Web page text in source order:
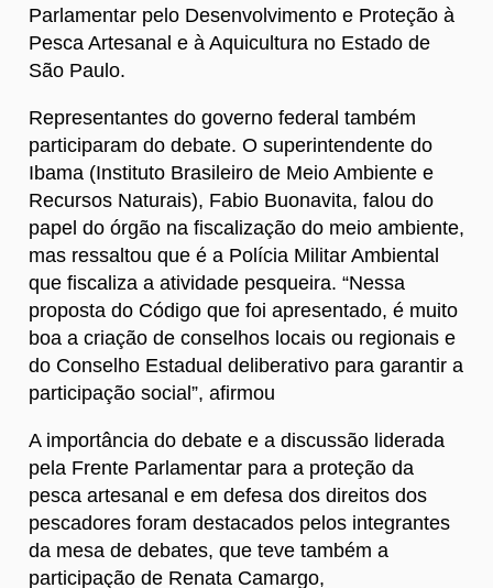
Parlamentar pelo Desenvolvimento e Proteção à
Pesca Artesanal e à Aquicultura no Estado de
São Paulo.
Representantes do governo federal também
participaram do debate. O superintendente do
Ibama (Instituto Brasileiro de Meio Ambiente e
Recursos Naturais), Fabio Buonavita, falou do
papel do órgão na fiscalização do meio ambiente,
mas ressaltou que é a Polícia Militar Ambiental
que fiscaliza a atividade pesqueira. “Nessa
proposta do Código que foi apresentado, é muito
boa a criação de conselhos locais ou regionais e
do Conselho Estadual deliberativo para garantir a
participação social”, afirmou
A importância do debate e a discussão liderada
pela Frente Parlamentar para a proteção da
pesca artesanal e em defesa dos direitos dos
pescadores foram destacados pelos integrantes
da mesa de debates, que teve também a
participação de Renata Camargo,